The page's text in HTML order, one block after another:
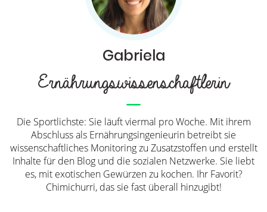
Gabriela
Ernährungswissenschaftlerin
Die Sportlichste: Sie läuft viermal pro Woche. Mit ihrem
Abschluss als Ernährungsingenieurin betreibt sie
wissenschaftliches Monitoring zu Zusatzstoffen und erstellt
Inhalte für den Blog und die sozialen Netzwerke. Sie liebt
es, mit exotischen Gewürzen zu kochen. Ihr Favorit?
Chimichurri, das sie fast überall hinzugibt!